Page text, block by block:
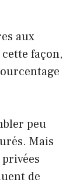
aux
façon,
peu
Mais
de